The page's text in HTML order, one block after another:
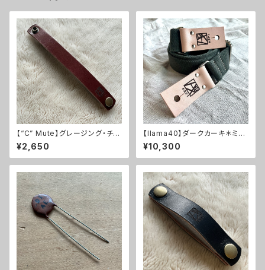
【“C” Mute】グレージング・チョ
コレザー【ギター・ベース兼用ミ
ュート】
¥2,650
【llama40】ダークカーキ＊ミル
クティーレザー＊ニッケル金具
【ピン径8mm/柔らかくて厚い綿
のギターストラップ/dkmktn2L
¥10,300